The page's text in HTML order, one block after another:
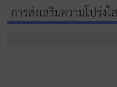
การส่งเสริมความโปร่งใส